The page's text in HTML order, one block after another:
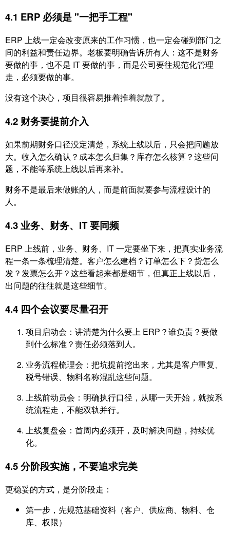
4.1 ERP 必须是 "一把手工程"
ERP 上线一定会改变原来的工作习惯，也一定会碰到部门之
间的利益和责任边界。老板要明确告诉所有人：这不是财务
要做的事，也不是 IT 要做的事，而是公司要往规范化管理
走，必须要做的事。
没有这个决心，项目很容易推着推着就散了。
4.2 财务要提前介入
如果前期财务口径没定清楚，系统上线以后，只会把问题放
大。收入怎么确认？成本怎么归集？库存怎么核算？这些问
题，不能等系统上线以后再来补。
财务不是最后来做账的人，而是前面就要参与流程设计的
人。
4.3 业务、财务、IT 要同频
ERP 上线前，业务、财务、IT 一定要坐下来，把真实业务流
程一条一条梳理清楚。客户怎么建档？订单怎么下？货怎么
发？发票怎么开？这些看起来都是细节，但真正上线以后，
出问题的往往就是这些细节。
4.4 四个会议要尽量召开
项目启动会：讲清楚为什么要上 ERP？谁负责？要做
到什么标准？责任必须落到人。
业务流程梳理会：把坑提前挖出来，尤其是客户重复、
税号错误、物料名称混乱这些问题。
上线前动员会：明确执行口径，从哪一天开始，就按系
统流程走，不能双轨并行。
上线复盘会：首周内必须开，及时解决问题，持续优
化。
4.5 分阶段实施，不要追求完美
更稳妥的方式，是分阶段走：
第一步，先规范基础资料（客户、供应商、物料、仓
库、权限）